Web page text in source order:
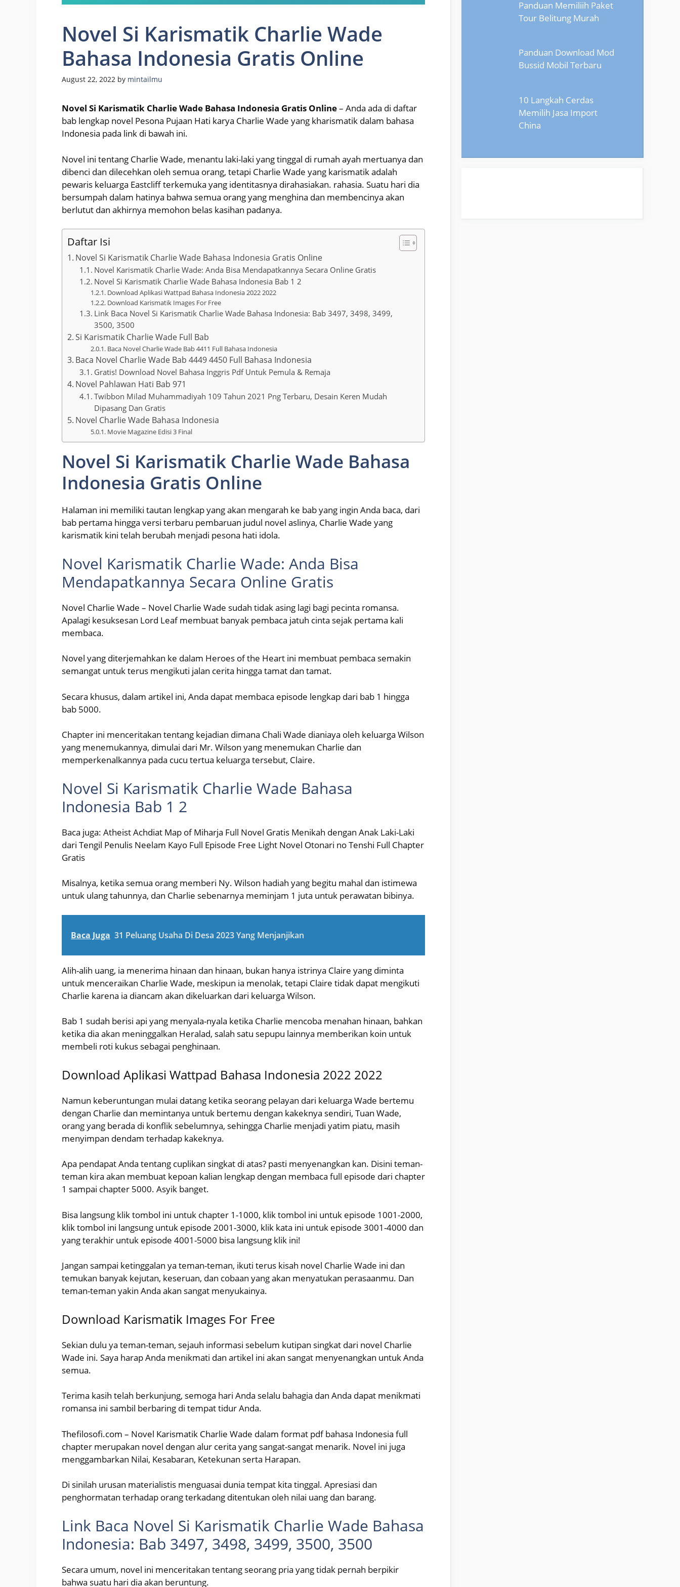
Novel Si Karismatik Charlie Wade
Bahasa Indonesia Gratis Online
August 22, 2022 by mintailmu
Novel Si Karismatik Charlie Wade Bahasa Indonesia Gratis Online– Anda ada di daftar
bab lengkap novel Pesona Pujaan Hati karya Charlie Wade yang kharismatik dalam bahasa
Indonesia pada link di bawah ini.
Novel ini tentang Charlie Wade, menantu laki-laki yang tinggal di rumah ayah mertuanya dan
dibenci dan dilecehkan oleh semua orang, tetapi Charlie Wade yang karismatik adalah
pewaris keluarga Eastcliff terkemuka yang identitasnya dirahasiakan. rahasia. Suatu hari dia
bersumpah dalam hatinya bahwa semua orang yang menghina dan membencinya akan
berlutut dan akhirnya memohon belas kasihan padanya.
Daftar Isi
Novel Si Karismatik Charlie Wade Bahasa Indonesia Gratis Online
Novel Karismatik Charlie Wade: Anda Bisa Mendapatkannya Secara Online Gratis
Novel Si Karismatik Charlie Wade Bahasa Indonesia Bab 1 2
Download Aplikasi Wattpad Bahasa Indonesia 2022 2022
Download Karismatik Images For Free
Link Baca Novel Si Karismatik Charlie Wade Bahasa Indonesia: Bab 3497, 3498, 3499,
3500, 3500
Si Karismatik Charlie Wade Full Bab
Baca Novel Charlie Wade Bab 4411 Full Bahasa Indonesia
Baca Novel Charlie Wade Bab 4449 4450 Full Bahasa Indonesia
Gratis! Download Novel Bahasa Inggris Pdf Untuk Pemula & Remaja
Novel Pahlawan Hati Bab 971
Twibbon Milad Muhammadiyah 109 Tahun 2021 Png Terbaru, Desain Keren Mudah
Dipasang Dan Gratis
Novel Charlie Wade Bahasa Indonesia
Movie Magazine Edisi 3 Final
Novel Si Karismatik Charlie Wade Bahasa
Indonesia Gratis Online
Halaman ini memiliki tautan lengkap yang akan mengarah ke bab yang ingin Anda baca, dari
bab pertama hingga versi terbaru pembaruan judul novel aslinya, Charlie Wade yang
karismatik kini telah berubah menjadi pesona hati idola.
Novel Karismatik Charlie Wade: Anda Bisa
Mendapatkannya Secara Online Gratis
Novel Charlie Wade – Novel Charlie Wade sudah tidak asing lagi bagi pecinta romansa.
Apalagi kesuksesan Lord Leaf membuat banyak pembaca jatuh cinta sejak pertama kali
membaca.
Novel yang diterjemahkan ke dalam Heroes of the Heart ini membuat pembaca semakin
semangat untuk terus mengikuti jalan cerita hingga tamat dan tamat.
Secara khusus, dalam artikel ini, Anda dapat membaca episode lengkap dari bab 1 hingga
bab 5000.
Chapter ini menceritakan tentang kejadian dimana Chali Wade dianiaya oleh keluarga Wilson
yang menemukannya, dimulai dari Mr. Wilson yang menemukan Charlie dan
memperkenalkannya pada cucu tertua keluarga tersebut, Claire.
Novel Si Karismatik Charlie Wade Bahasa
Indonesia Bab 1 2
Baca juga: Atheist Achdiat Map of Miharja Full Novel Gratis Menikah dengan Anak Laki-Laki
dari Tengil Penulis Neelam Kayo Full Episode Free Light Novel Otonari no Tenshi Full Chapter
Gratis
Misalnya, ketika semua orang memberi Ny. Wilson hadiah yang begitu mahal dan istimewa
untuk ulang tahunnya, dan Charlie sebenarnya meminjam 1 juta untuk perawatan bibinya.
Baca Juga 31 Peluang Usaha Di Desa 2023 Yang Menjanjikan
Alih-alih uang, ia menerima hinaan dan hinaan, bukan hanya istrinya Claire yang diminta
untuk menceraikan Charlie Wade, meskipun ia menolak, tetapi Claire tidak dapat mengikuti
Charlie karena ia diancam akan dikeluarkan dari keluarga Wilson.
Bab 1 sudah berisi api yang menyala-nyala ketika Charlie mencoba menahan hinaan, bahkan
ketika dia akan meninggalkan Heralad, salah satu sepupu lainnya memberikan koin untuk
membeli roti kukus sebagai penghinaan.
Download Aplikasi Wattpad Bahasa Indonesia 2022 2022
Namun keberuntungan mulai datang ketika seorang pelayan dari keluarga Wade bertemu
dengan Charlie dan memintanya untuk bertemu dengan kakeknya sendiri, Tuan Wade,
orang yang berada di konflik sebelumnya, sehingga Charlie menjadi yatim piatu, masih
menyimpan dendam terhadap kakeknya.
Apa pendapat Anda tentang cuplikan singkat di atas? pasti menyenangkan kan. Disini teman-
teman kira akan membuat kepoan kalian lengkap dengan membaca full episode dari chapter
1 sampai chapter 5000. Asyik banget.
Bisa langsung klik tombol ini untuk chapter 1-1000, klik tombol ini untuk episode 1001-2000,
klik tombol ini langsung untuk episode 2001-3000, klik kata ini untuk episode 3001-4000 dan
yang terakhir untuk episode 4001-5000 bisa langsung klik ini!
Jangan sampai ketinggalan ya teman-teman, ikuti terus kisah novel Charlie Wade ini dan
temukan banyak kejutan, keseruan, dan cobaan yang akan menyatukan perasaanmu. Dan
teman-teman yakin Anda akan sangat menyukainya.
Download Karismatik Images For Free
Sekian dulu ya teman-teman, sejauh informasi sebelum kutipan singkat dari novel Charlie
Wade ini. Saya harap Anda menikmati dan artikel ini akan sangat menyenangkan untuk Anda
semua.
Terima kasih telah berkunjung, semoga hari Anda selalu bahagia dan Anda dapat menikmati
romansa ini sambil berbaring di tempat tidur Anda.
Thefilosofi.com – Novel Karismatik Charlie Wade dalam format pdf bahasa Indonesia full
chapter merupakan novel dengan alur cerita yang sangat-sangat menarik. Novel ini juga
menggambarkan Nilai, Kesabaran, Ketekunan serta Harapan.
Di sinilah urusan materialistis menguasai dunia tempat kita tinggal. Apresiasi dan
penghormatan terhadap orang terkadang ditentukan oleh nilai uang dan barang.
Link Baca Novel Si Karismatik Charlie Wade Bahasa
Indonesia: Bab 3497, 3498, 3499, 3500, 3500
Secara umum, novel ini menceritakan tentang seorang pria yang tidak pernah berpikir
bahwa suatu hari dia akan beruntung.
Panduan Memiliih Paket
Tour Belitung Murah
Panduan Download Mod
Bussid Mobil Terbaru
10 Langkah Cerdas
Memilih Jasa Import
China